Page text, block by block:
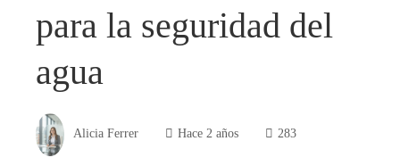
para la seguridad del
agua
Alicia Ferrer Hace 2 años 283